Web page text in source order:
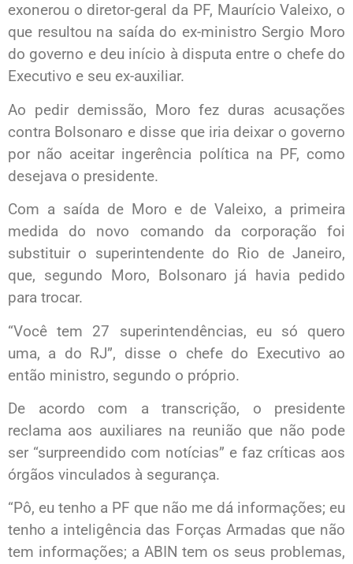
exonerou o diretor-geral da PF, Maurício Valeixo, o
que resultou na saída do ex-ministro Sergio Moro
do governo e deu início à disputa entre o chefe do
Executivo e seu ex-auxiliar.
Ao pedir demissão, Moro fez duras acusações
contra Bolsonaro e disse que iria deixar o governo
por não aceitar ingerência política na PF, como
desejava o presidente.
Com a saída de Moro e de Valeixo, a primeira
medida do novo comando da corporação foi
substituir o superintendente do Rio de Janeiro,
que, segundo Moro, Bolsonaro já havia pedido
para trocar.
“Você tem 27 superintendências, eu só quero
uma, a do RJ”, disse o chefe do Executivo ao
então ministro, segundo o próprio.
De acordo com a transcrição, o presidente
reclama aos auxiliares na reunião que não pode
ser “surpreendido com notícias” e faz críticas aos
órgãos vinculados à segurança.
“Pô, eu tenho a PF que não me dá informações; eu
tenho a inteligência das Forças Armadas que não
tem informações; a ABIN tem os seus problemas,